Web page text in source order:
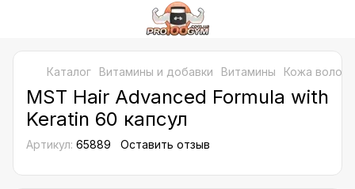
Каталог Витамины и добавки Витамины Кожа
MST Hair Advanced Formula with
Keratin 60 капсул
Артикул: 65889 Оставить отзыв